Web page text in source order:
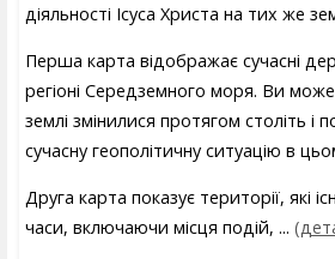
діяльності Ісуса Христа на тих же
Перша карта відображає сучасні
регіоні Середземного моря. Ви
землі змінилися протягом століть і
сучасну геополітичну ситуацію в
Друга карта показує території, які
часи, включаючи місця подій, ...